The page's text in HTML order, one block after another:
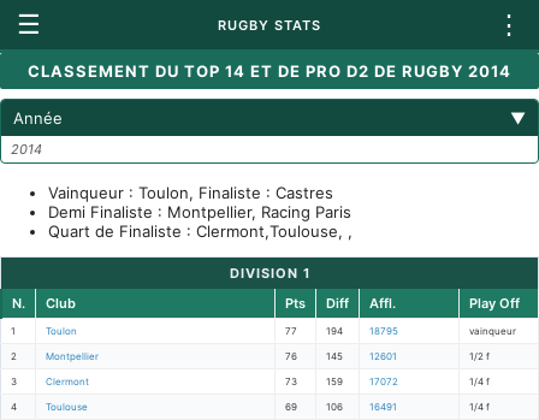
☰ RUGBY STATS ⋮
CLASSEMENT DU TOP 14 ET DE PRO D2 DE RUGBY 2014
Année ▼
2014
Vainqueur : Toulon, Finaliste : Castres
Demi Finaliste : Montpellier, Racing Paris
Quart de Finaliste : Clermont,Toulouse, ,
DIVISION 1
N.
Club Pts Diff Affl. Play Off
1 Toulon 77 194 18795 vainqueur
2 Montpellier 76 145 12601 1/2 f
3 Clermont 73 159 17072 1/4 f
4 Toulouse 69 106 16491 1/4 f